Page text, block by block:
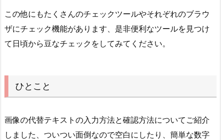
この他にもたくさんのチェックツールやそれぞれのブラウ
ザにチェック機能があります、是非便利なツールを見つけ
て日頃から豆なチェックをしてみてください。
ひとこと
画像の代替テキストの入力方法と確認方法についてご紹介
しました、ついつい面倒なので空白にしたり、簡単な数字